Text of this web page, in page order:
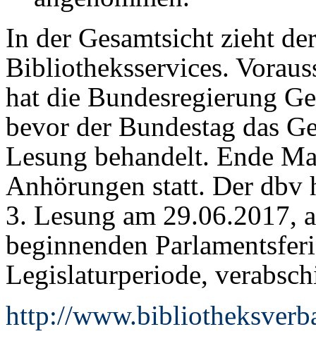
In der Gesamtsicht zieht
Bibliotheksservices.
hat die Bundesregierung
bevor der Bundestag das
Lesung behandelt. Ende
Anhörungen statt. Der dbv
3. Lesung am 29.06.2017,
beginnenden
Legislaturperiode,
http://